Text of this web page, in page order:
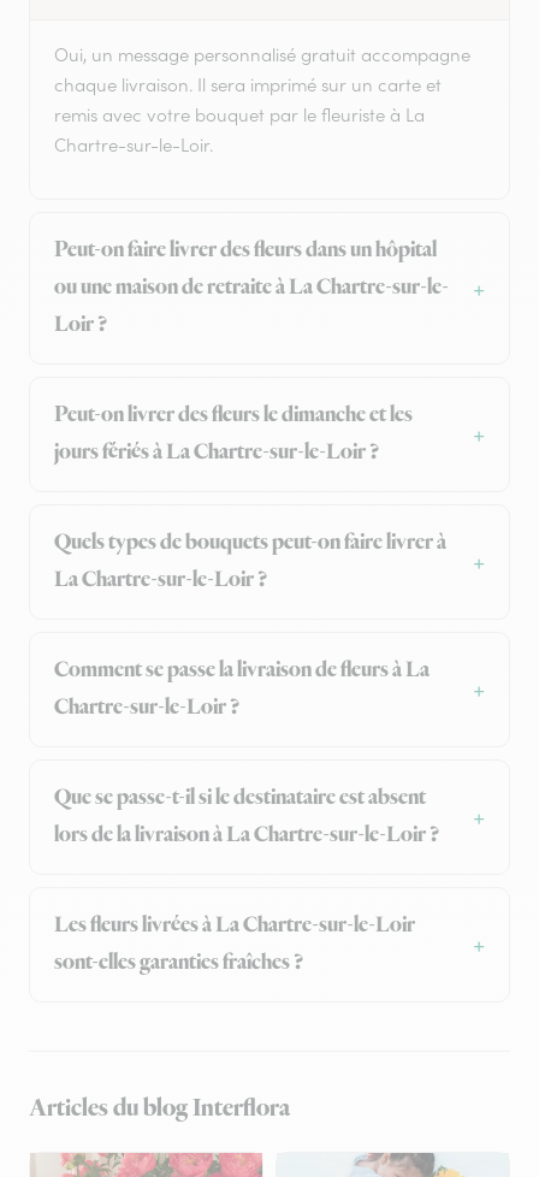
Oui, un message personnalisé gratuit accompagne
chaque livraison. Il sera imprimé sur un carte et
remis avec votre bouquet par le fleuriste à La
Chartre-sur-le-Loir.
Peut-on faire livrer des fleurs dans un hôpital
ou une maison de retraite à La Chartre-sur-le-
Loir ?
Peut-on livrer des fleurs le dimanche et les
jours fériés à La Chartre-sur-le-Loir ?
Quels types de bouquets peut-on faire livrer à
La Chartre-sur-le-Loir ?
Comment se passe la livraison de fleurs à La
Chartre-sur-le-Loir ?
Que se passe-t-il si le destinataire est absent
lors de la livraison à La Chartre-sur-le-Loir ?
Les fleurs livrées à La Chartre-sur-le-Loir
sont-elles garanties fraîches ?
Articles du blog Interflora